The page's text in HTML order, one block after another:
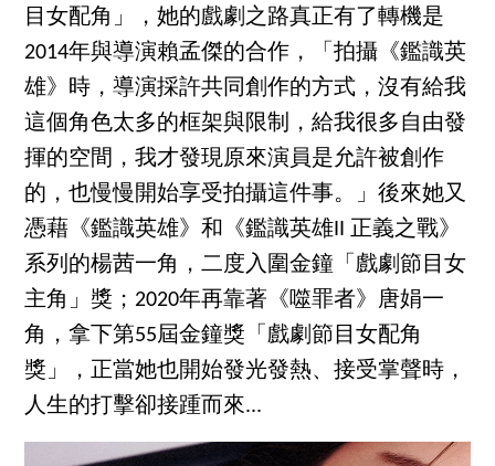
目女配角」，她的戲劇之路真正有了轉機是
2014年與導演賴孟傑的合作，「拍攝《鑑識英
雄》時，導演採許共同創作的方式，沒有給我
這個角色太多的框架與限制，給我很多自由發
揮的空間，我才發現原來演員是允許被創作
的，也慢慢開始享受拍攝這件事。」後來她又
憑藉《鑑識英雄》和《鑑識英雄II 正義之戰》
系列的楊茜一角，二度入圍金鐘「戲劇節目女
主角」獎；2020年再靠著《噬罪者》唐娟一
角，拿下第55屆金鐘獎「戲劇節目女配角
獎」，正當她也開始發光發熱、接受掌聲時，
人生的打擊卻接踵而來...